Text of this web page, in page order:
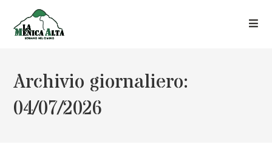
Archivio giornaliero:
04/07/2026